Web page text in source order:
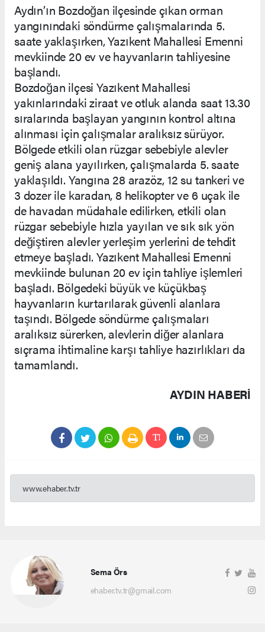
Aydın’ın Bozdoğan ilçesinde çıkan orman
yangınındaki söndürme çalışmalarında 5.
saate yaklaşırken, Yazıkent Mahallesi Emenni
mevkiinde 20 ev ve hayvanların tahliyesine
başlandı.
Bozdoğan ilçesi Yazıkent Mahallesi
yakınlarındaki ziraat ve otluk alanda saat 13.30
sıralarında başlayan yangının kontrol altına
alınması için çalışmalar aralıksız sürüyor.
Bölgede etkili olan rüzgar sebebiyle alevler
geniş alana yayılırken, çalışmalarda 5. saate
yaklaşıldı. Yangına 28 arazöz, 12 su tankeri ve
3 dozer ile karadan, 8 helikopter ve 6 uçak ile
de havadan müdahale edilirken, etkili olan
rüzgar sebebiyle hızla yayılan ve sık sık yön
değiştiren alevler yerleşim yerlerini de tehdit
etmeye başladı. Yazıkent Mahallesi Emenni
mevkiinde bulunan 20 ev için tahliye işlemleri
başladı. Bölgedeki büyük ve küçükbaş
hayvanların kurtarılarak güvenli alanlara
taşındı. Bölgede söndürme çalışmaları
aralıksız sürerken, alevlerin diğer alanlara
sıçrama ihtimaline karşı tahliye hazırlıkları da
tamamlandı.
AYDIN HABERİ
www.ehaber.tv.tr
Sema Örs
ehaber.tv.tr@gmail.com